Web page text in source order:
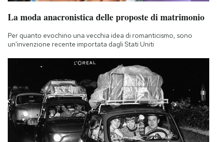
La moda anacronistica delle proposte di matrimonio
Per quanto evochino una vecchia idea di romanticismo, sono
un'invenzione recente importata dagli Stati Uniti